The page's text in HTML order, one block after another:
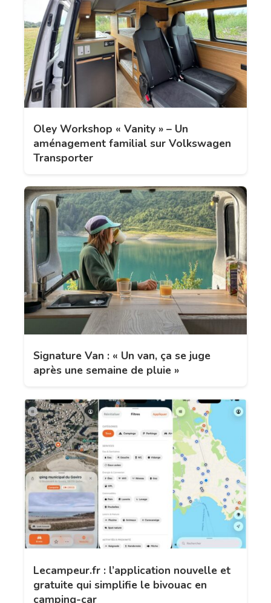
Oley Workshop « Vanity » – Un
aménagement familial sur Volkswagen
Transporter
Signature Van : « Un van, ça se juge
après une semaine de pluie »
Lecampeur.fr : l’application nouvelle et
gratuite qui simplifie le bivouac en
camping-car